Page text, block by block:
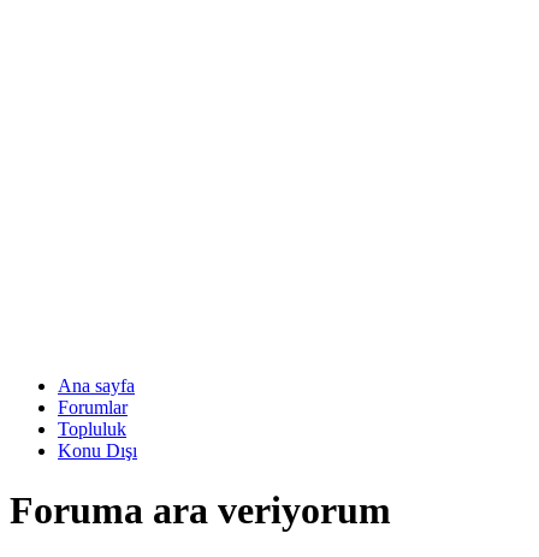
Ana sayfa
Forumlar
Topluluk
Konu Dışı
Foruma ara veriyorum